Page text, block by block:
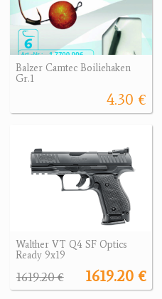
Balzer Camtec Boiliehaken
Gr.1
4.30 €
Walther VT Q4 SF Optics
Ready 9x19
1619.20 €
1619.20 €